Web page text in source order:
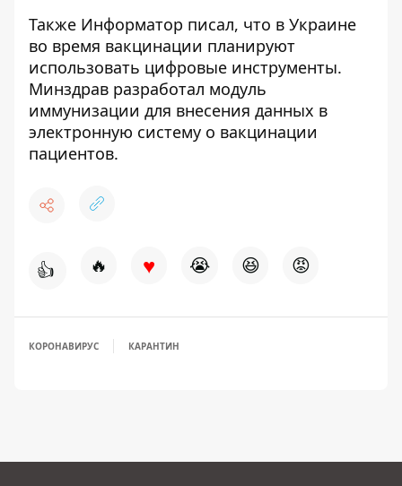
Также Информатор писал, что в Украине
во время вакцинации планируют
использовать цифровые инструменты.
Минздрав разработал модуль
иммунизации для внесения данных в
электронную систему о вакцинации
пациентов.
👍 🔥 ♥ 😭 😆 😡
КОРОНАВИРУС КАРАНТИН